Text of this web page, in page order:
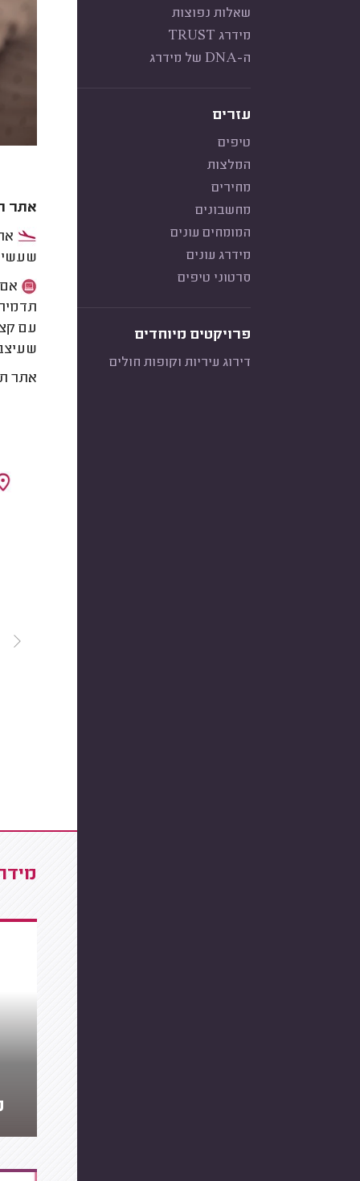
שאלות נפוצות
מידרג TRUST
ה-DNA של מידרג
עזרים
טיפים
המלצות
מחירים
מחשבונים
המומחים עונים
מידרג עונים
סרטוני טיפים
פרויקטים מיוחדים
דירוג עיריות וקופות חולים
אתר
עם
אתר